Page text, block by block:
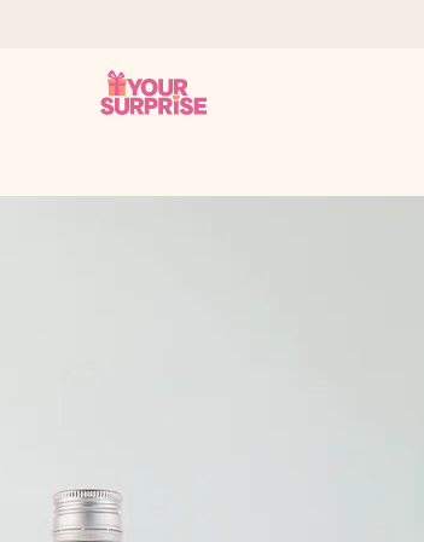
en el momento perfecto, cuando más importa.